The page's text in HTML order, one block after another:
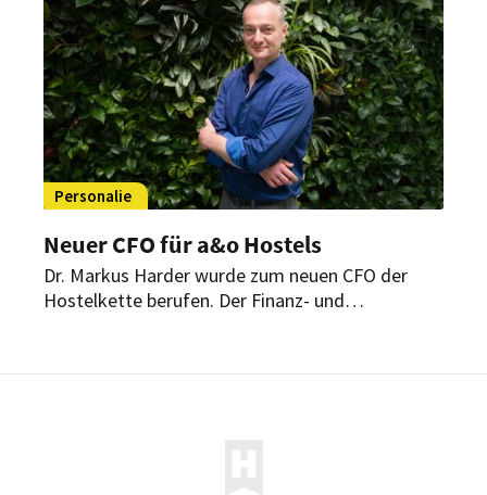
Personalie
Neuer CFO für a&o Hostels
Dr. Markus Harder wurde zum neuen CFO der
Hostelkette berufen. Der Finanz- und